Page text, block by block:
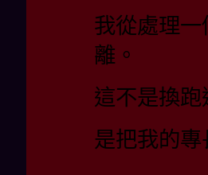
我從處理
離。
這不是換跑
是把我的